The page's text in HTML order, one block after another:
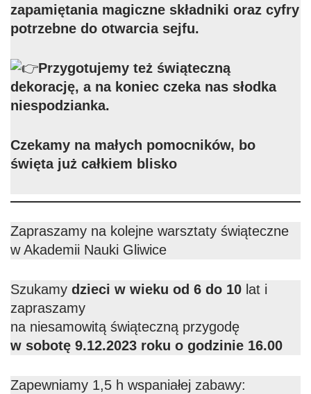
zapamiętania magiczne składniki oraz cyfry
potrzebne do otwarcia sejfu.
Przygotujemy też świąteczną
dekorację, a na koniec czeka nas słodka
niespodzianka.
Czekamy na małych pomocników, bo
święta już całkiem blisko
Zapraszamy na kolejne warsztaty świąteczne
w Akademii Nauki Gliwice
Szukamy dzieci w wieku od 6 do 10 lat i
zapraszamy
na niesamowitą świąteczną przygodę
w sobotę 9.12.2023 roku o godzinie 16.00
Zapewniamy 1,5 h wspaniałej zabawy: